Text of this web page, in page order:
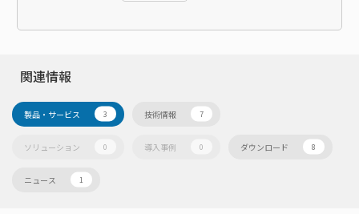
関連情報
製品・サービス 3 技術情報 7
ソリューション 0 導入事例 0 ダウンロード 8
ニュース 1